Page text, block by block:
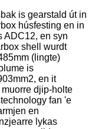
is gearstald út in
húsfesting en in
ADC12, en syn
shell wurdt
(lingte)
is
en it
djip-holte
fan 'e
en
lykas